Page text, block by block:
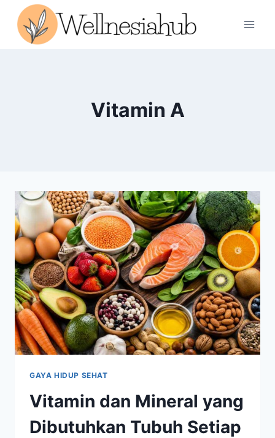
content
Vitamin A
GAYA HIDUP SEHAT
Vitamin dan Mineral yang
Dibutuhkan Tubuh Setiap